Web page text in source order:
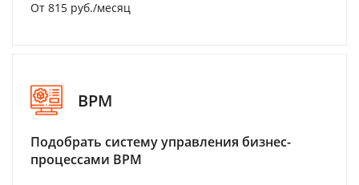
От 815 руб./месяц
BPM
Подобрать систему управления бизнес-
процессами BPM